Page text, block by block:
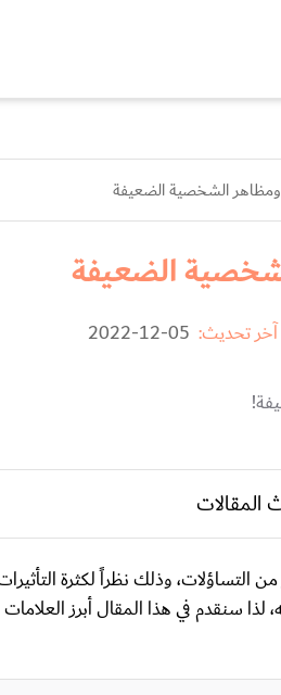
الشخصية الضعيفة
الضعيفة
آخر تحديث: 05-12-2022
المقالات
وذلك نظراً لكثرة
لذا سنقدم في هذا المقال أبرز